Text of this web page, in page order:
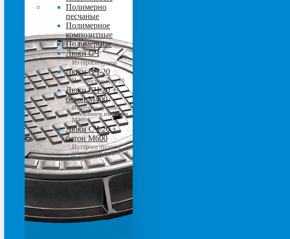
Полимерно
песчаные
Полимерное
композитные
Полимерные
Люки СЧ
Из серого чугуна
Люки СЧ-20
Из серого чугуна 20
Люки СЧ-20 +
бетон М400
Из серого чугуна с
основанием из бетона
М400
Люки СЧ-20 +
бетон М600
Из серого чугуна с
основанием из бетона
М600